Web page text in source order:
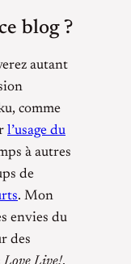
blog ?
autant
comme
l’usage du
à autres
de
. Mon
envies du
des